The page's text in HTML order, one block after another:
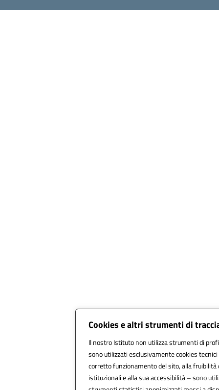
Cookies e altri strumenti di
Il nostro Istituto non utilizza strumenti di
sono utilizzati esclusivamente cookies
corretto funzionamento del sito, alla fruibilità
istituzionali e alla sua accessibilità – sono